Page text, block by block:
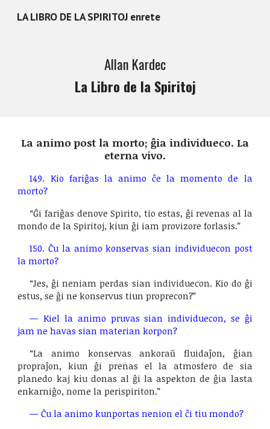
Skip to main content
LA LIBRO DE LA SPIRITOJ enrete
Allan Kardec
La Libro de la Spiritoj
La animo post la morto; ĝia individueco. La
eterna vivo.
149. Kio fariĝas la animo ĉe la momento de la
morto?
“Ĝi fariĝas denove Spirito, tio estas, ĝi revenas al la
mondo de la Spiritoj, kiun ĝi iam provizore forlasis.”
150. Ĉu la animo konservas sian individuecon post
la morto?
“Jes, ĝi neniam perdas sian individuecon. Kio do ĝi
estus, se ĝi ne konservus tiun proprecon?”
— Kiel la animo pruvas sian individuecon, se ĝi
jam ne havas sian materian korpon?
“La animo konservas ankoraŭ fluidaĵon, ĝian
propraĵon, kiun ĝi prenas el la atmosfero de sia
planedo kaj kiu donas al ĝi la aspekton de ĝia lasta
enkarniĝo, nome la perispiriton.”
— Ĉu la animo kunportas nenion el ĉi tiu mondo?